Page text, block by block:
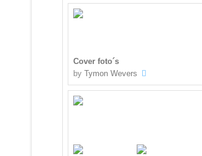
Cover foto´s
by Tymon Wevers